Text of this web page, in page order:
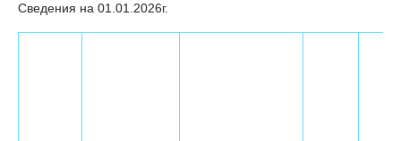
Сведения на 01.01.2026г.